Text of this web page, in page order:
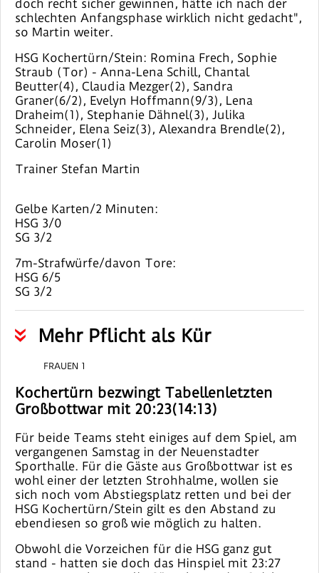
doch recht sicher gewinnen, hätte ich nach der
schlechten Anfangsphase wirklich nicht gedacht",
so Martin weiter.
HSG Kochertürn/Stein: Romina Frech, Sophie
Straub (Tor) - Anna-Lena Schill, Chantal
Beutter(4), Claudia Mezger(2), Sandra
Graner(6/2), Evelyn Hoffmann(9/3), Lena
Draheim(1), Stephanie Dähnel(3), Julika
Schneider, Elena Seiz(3), Alexandra Brendle(2),
Carolin Moser(1)
Trainer Stefan Martin
Gelbe Karten/2 Minuten:
HSG 3/0
SG 3/2
7m-Strafwürfe/davon Tore:
HSG 6/5
SG 3/2
Mehr Pflicht als Kür
FRAUEN 1
Kochertürn bezwingt Tabellenletzten
Großbottwar mit 20:23(14:13)
Für beide Teams steht einiges auf dem Spiel, am
vergangenen Samstag in der Neuenstadter
Sporthalle. Für die Gäste aus Großbottwar ist es
wohl einer der letzten Strohhalme, wollen sie
sich noch vom Abstiegsplatz retten und bei der
HSG Kochertürn/Stein gilt es den Abstand zu
ebendiesen so groß wie möglich zu halten.
Obwohl die Vorzeichen für die HSG ganz gut
stand - hatten sie doch das Hinspiel mit 23:27